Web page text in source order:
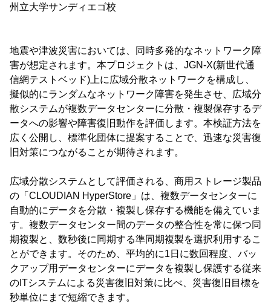
州立大学サンディエゴ校
地震や津波災害においては、同時多発的なネットワーク障
害が想定されます。本プロジェクトは、JGN-X(新世代通
信網テストベッド)上に広域分散ネットワークを構成し、
擬似的にランダムなネットワーク障害を発生させ、広域分
散システムが複数データセンターに分散・複製保存するデ
ータへの影響や障害復旧動作を評価します。本検証方法を
広く公開し、標準化団体に提案することで、迅速な災害復
旧対策につながることが期待されます。
広域分散システムとして評価される、商用ストレージ製品
の「CLOUDIAN HyperStore」は、複数データセンターに
自動的にデータを分散・複製し保存する機能を備えていま
す。複数データセンター間のデータの整合性を常に保つ同
期複製と、数秒後に同期する準同期複製を選択利用するこ
とができます。そのため、平均的に1日に数回程度、バッ
クアップ用データセンターにデータを複製し保護する従来
のITシステムによる災害復旧対策に比べ、災害復旧目標を
秒単位にまで短縮できます。